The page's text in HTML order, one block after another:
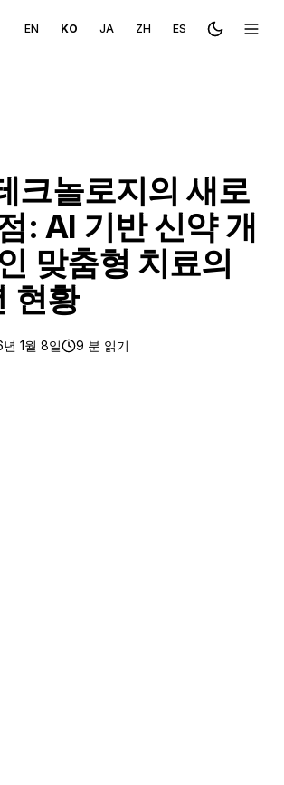
EN KO JA ZH ES Toggle메뉴
크놀로지의 새로
: AI 기반 신약 개
맞춤형 치료의
현황
1월 8일 9 분 읽기